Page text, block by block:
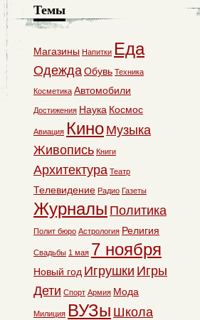
Темы
Магазины Напитки Еда
ОдеждаОбувь Техника
Косметика Автомобили
Достижения Наука Космос
Авиация Кино Музыка
Живопись Книги
Архитектура Театр
Телевидение Радио Газеты
Журналы Политика
Полит бюро Астрология Религия
Свадьбы 1 мая 7 ноября
Новый год Игрушки Игры
Дети Спорт Армия Мода
Милиция ВУЗы Школа